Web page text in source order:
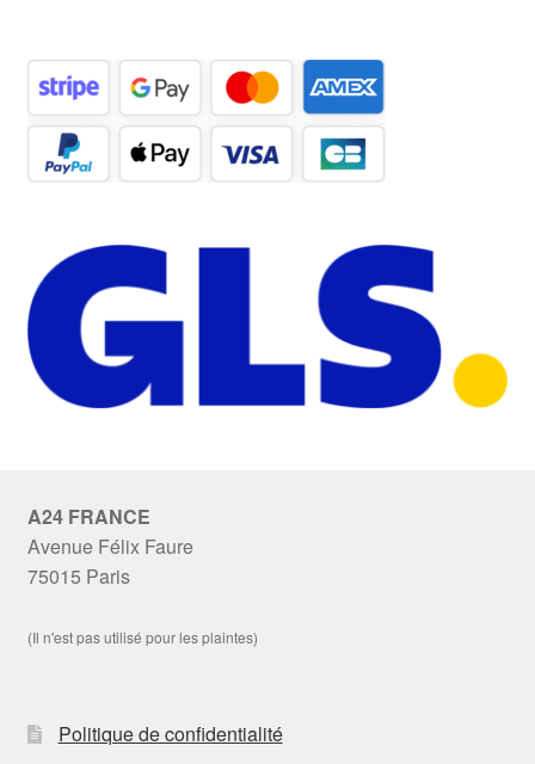
A24 FRANCE
Avenue Félix Faure
75015 Paris
(Il n'est pas utilisé pour les plaintes)
Politique de confidentialité